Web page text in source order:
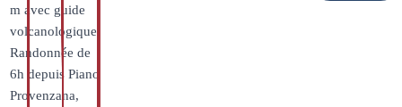
m avec guide
volcanologique.
Randonnée de
6h depuis Piano
Provenzana,